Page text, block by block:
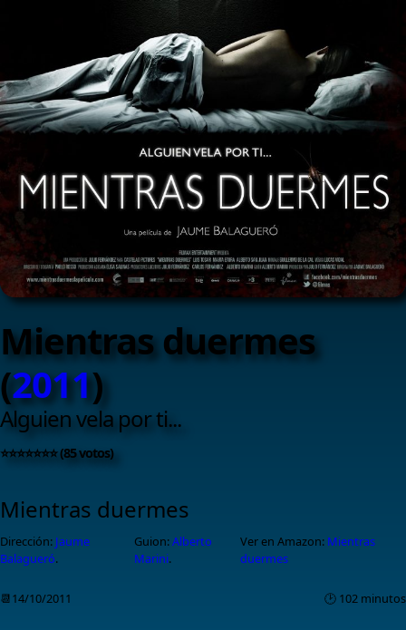
Mientras duermes
(2011)
Alguien vela por ti...
⭐⭐⭐⭐⭐⭐⭐ (85 votos)
Mientras duermes
Dirección: Jaume
Balagueró.
Guion:Alberto
Marini.
Ver en Amazon: Mientras
duermes
📆14/10/2011 🕑 102 minutos